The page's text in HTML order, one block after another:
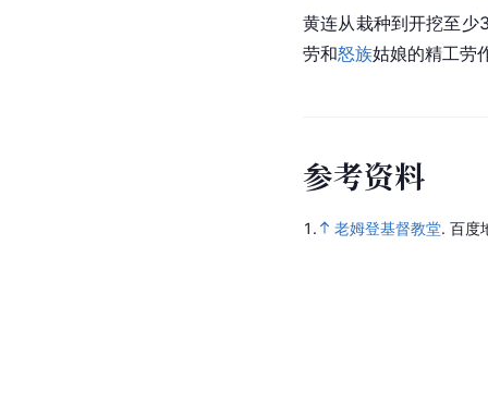
黄连从栽种到开挖至少
劳和怒族姑娘的精工劳
参考资料
1. 老姆登基督教堂. 百度